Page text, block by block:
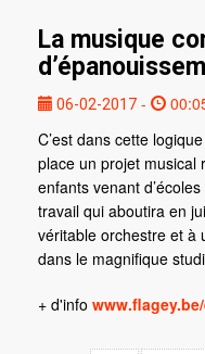
La musique
06-02-2017 -
C’est dans cette
place un projet musical
enfants venant
travail qui aboutira en
véritable orchestre et à
dans le magnifique
+ d'info